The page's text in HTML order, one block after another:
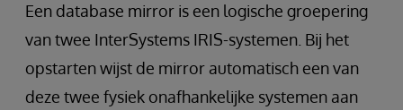
Een database mirror is een logische groepering
van twee InterSystems IRIS-systemen. Bij het
opstarten wijst de mirror automatisch een van
deze twee fysiek onafhankelijke systemen aan